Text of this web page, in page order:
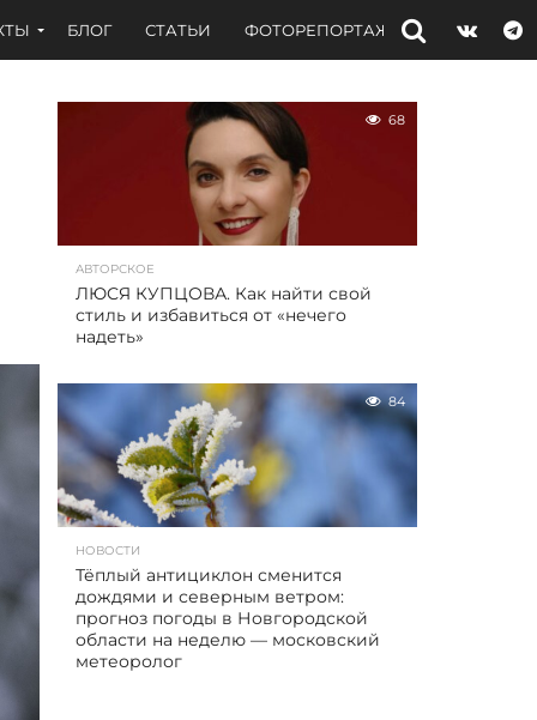
БЛОГ СТАТЬИ ФОТОРЕПОРТАЖИ ИНТЕРВЬЮ
68
АВТОРСКОЕ
ЛЮСЯ КУПЦОВА. Как найти свой
стиль и избавиться от «нечего
надеть»
84
НОВОСТИ
Тёплый антициклон сменится
дождями и северным ветром:
прогноз погоды в Новгородской
области на неделю — московский
метеоролог